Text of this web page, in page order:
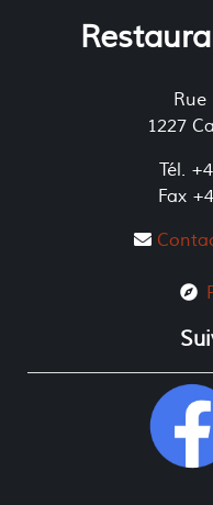
Rue
1227
Tél.
Fax